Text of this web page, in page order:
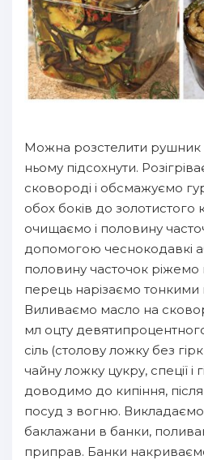
Можна розстелити рушник
ньому підсохнути.
сковороді і обсмажуємо
обох боків до золотистого
очищаємо і половину
допомогою чеснокодавкі
половину часточок ріжемо
перець нарізаємо тонкими
Виливаємо масло на
мл оцту
сіль (столову ложку без
чайну ложку цукру, спеції і
доводимо до кипіння,
посуд з вогню.
баклажани в банки,
приправ. Банки